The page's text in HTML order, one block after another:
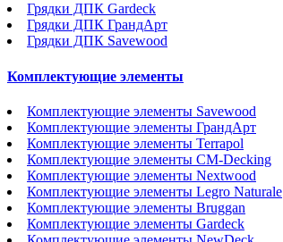
Грядки ДПК Gardeck
Грядки ДПК ГрандАрт
Грядки ДПК Savewood
Комплектующие элементы
Комплектующие элементы Savewood
Комплектующие элементы ГрандАрт
Комплектующие элементы Terrapol
Комплектующие элементы CM-Decking
Комплектующие элементы Nextwood
Комплектующие элементы Legro Naturale
Комплектующие элементы Bruggan
Комплектующие элементы Gardeck